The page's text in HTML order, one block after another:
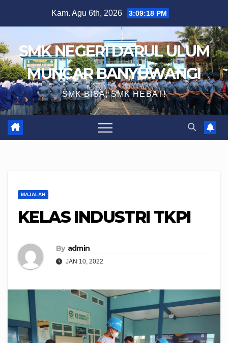
Kam. Agu 6th, 2026 3:09:19 PM
SMK NEGERI DARUL ULUM
MUNCAR BANYUWANGI
SMK BISA, SMK HEBAT!
MAJALAH
KELAS INDUSTRI TKPI
By admin
JAN 10, 2022